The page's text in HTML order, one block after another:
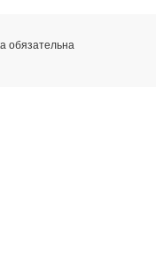
обязательна